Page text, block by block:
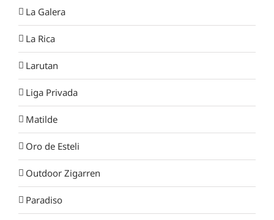
La Galera
La Rica
Larutan
Liga Privada
Matilde
Oro de Esteli
Outdoor Zigarren
Paradiso